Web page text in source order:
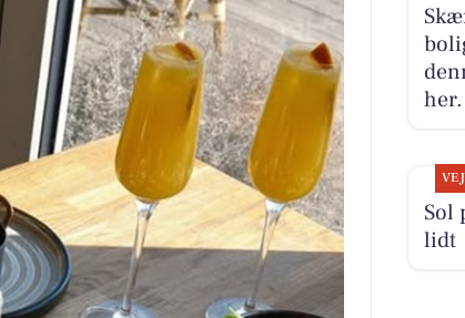
her.
Sol
lidt